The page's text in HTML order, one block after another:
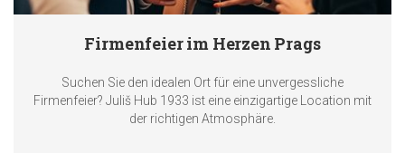
Firmenfeier im Herzen Prags
Suchen Sie den idealen Ort für eine unvergessliche
Firmenfeier? Juliš Hub 1933 ist eine einzigartige Location mit
der richtigen Atmosphäre.